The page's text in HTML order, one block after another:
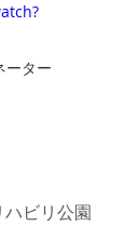
ーター
ビリ公園